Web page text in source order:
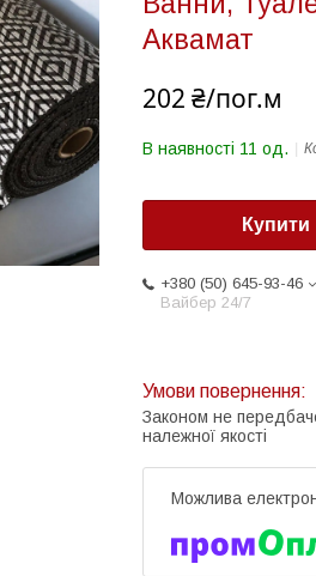
Аквамат
202 ₴/пог.м
В наявності 11 од.
Купити
+380 (50) 645-93-46
Вайбер 24/7
Законом не
належної якості